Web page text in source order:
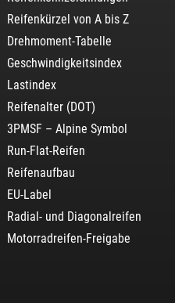
Reifenkürzel von A bis Z
Drehmoment-Tabelle
Geschwindigkeitsindex
Lastindex
Reifenalter (DOT)
3PMSF – Alpine Symbol
Run-Flat-Reifen
Reifenaufbau
EU-Label
Radial- und Diagonalreifen
Motorradreifen-Freigabe